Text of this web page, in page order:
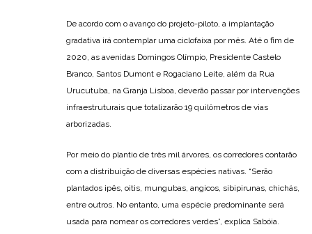
De acordo com o avanço do projeto-piloto, a implantação
gradativa irá contemplar uma ciclofaixa por mês. Até o fim de
2020, as avenidas Domingos Olímpio, Presidente Castelo
Branco, Santos Dumont e Rogaciano Leite, além da Rua
Urucutuba, na Granja Lisboa, deverão passar por intervenções
infraestruturais que totalizarão 19 quilômetros de vias
arborizadas.
Por meio do plantio de três mil árvores, os corredores contarão
com a distribuição de diversas espécies nativas. “Serão
plantados ipês, oitis, mungubas, angicos, sibipirunas, chichás,
entre outros. No entanto, uma espécie predominante será
usada para nomear os corredores verdes”, explica Sabóia.